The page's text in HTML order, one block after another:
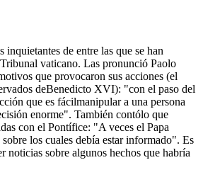
inquietantes de entre las que se han
vaticano. Las pronunció Paolo
que provocaron sus acciones (el
deBenedicto XVI): "con el paso del
que es fácilmanipular a una persona
enorme". También contólo que
con el Pontífice: "A veces el Papa
sobre los cuales debía estar informado". Es
noticias sobre algunos hechos que habría